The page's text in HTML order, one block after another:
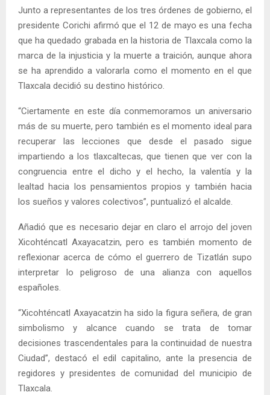
Junto a representantes de los tres órdenes de gobierno, el
presidente Corichi afirmó que el 12 de mayo es una fecha
que ha quedado grabada en la historia de Tlaxcala como la
marca de la injusticia y la muerte a traición, aunque ahora
se ha aprendido a valorarla como el momento en el que
Tlaxcala decidió su destino histórico.
“Ciertamente en este día conmemoramos un aniversario
más de su muerte, pero también es el momento ideal para
recuperar las lecciones que desde el pasado sigue
impartiendo a los tlaxcaltecas, que tienen que ver con la
congruencia entre el dicho y el hecho, la valentía y la
lealtad hacia los pensamientos propios y también hacia
los sueños y valores colectivos”, puntualizó el alcalde.
Añadió que es necesario dejar en claro el arrojo del joven
Xicohténcatl Axayacatzin, pero es también momento de
reflexionar acerca de cómo el guerrero de Tizatlán supo
interpretar lo peligroso de una alianza con aquellos
españoles.
“Xicohténcatl Axayacatzin ha sido la figura señera, de gran
simbolismo y alcance cuando se trata de tomar
decisiones trascendentales para la continuidad de nuestra
Ciudad”, destacó el edil capitalino, ante la presencia de
regidores y presidentes de comunidad del municipio de
Tlaxcala.